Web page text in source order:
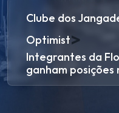
Clube dos
Optimist>
Integrantes da
ganham posições